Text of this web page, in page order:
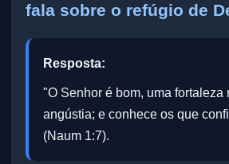
fala sobre o refúgio de
Resposta:
"O Senhor é bom, uma fortaleza
angústia; e conhece os que
(Naum 1:7).